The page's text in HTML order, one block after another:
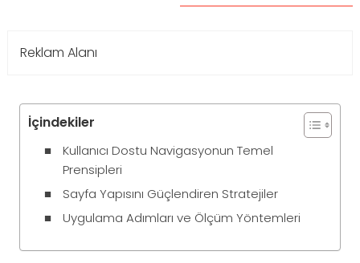
Reklam Alanı
İçindekiler
Kullanıcı Dostu Navigasyonun Temel
Prensipleri
Sayfa Yapısını Güçlendiren Stratejiler
Uygulama Adımları ve Ölçüm Yöntemleri